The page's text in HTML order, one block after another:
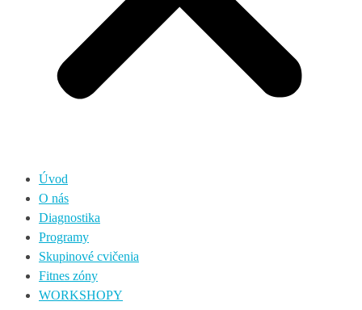
Úvod
O nás
Diagnostika
Programy
Skupinové cvičenia
Fitnes zóny
WORKSHOPY